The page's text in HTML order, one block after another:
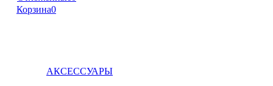
Корзина0
АКСЕССУАРЫ